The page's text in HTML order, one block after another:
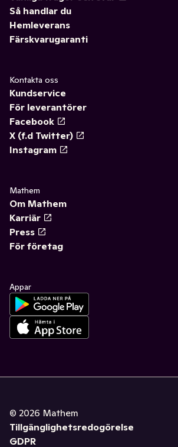
Så handlar du
Hemleverans
Färskvarugaranti
Kontakta oss
Kundservice
För leverantörer
Facebook
X (f.d Twitter)
Instagram
Mathem
Om Mathem
Karriär
Press
För företag
Appar
© 2026 Mathem
Tillgänglighetsredogörelse
GDPR